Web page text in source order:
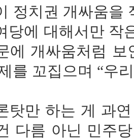
정치권 개싸움을
당에 대해서만 작
에 개싸움처럼
를 꼬집으며 “우
탓만 하는 게 과
다름 아닌 민주